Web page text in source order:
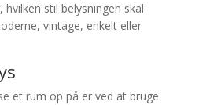
stil belysningen skal
vintage, enkelt eller
et rum op på er ved at bruge